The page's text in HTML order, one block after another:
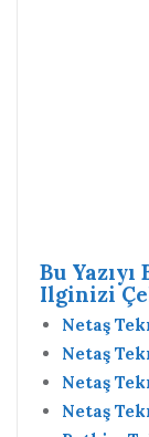
Bu
Ilginizi
Netaş
Netaş
Netaş
Netaş